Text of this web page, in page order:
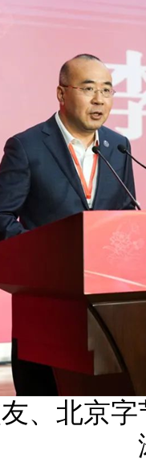
、北京